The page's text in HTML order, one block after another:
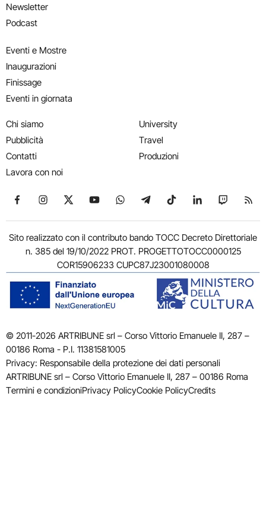
Newsletter
Podcast
Eventi e Mostre
Inaugurazioni
Finissage
Eventi in giornata
Chi siamo
Pubblicità
Contatti
Lavora con noi
University
Travel
Produzioni
Seguici su Facebook
Seguici su Instagram
Seguici su X
Seguici su YouTube
Seguici su WhatsApp
Seguici su Telegram
Seguici su TikTok
Seguici su
Seguici
Sito realizzato con il contributo bando TOCC Decreto Direttoriale
n. 385 del 19/10/2022 PROT. PROGETTOTOCC0000125
COR15906233 CUPC87J23001080008
© 2011-2026 ARTRIBUNE srl – Corso Vittorio Emanuele II, 287 –
00186 Roma - P.I. 11381581005
Privacy: Responsabile della protezione dei dati personali
ARTRIBUNE srl – Corso Vittorio Emanuele II, 287 – 00186 Roma
Termini e condizioniPrivacy PolicyCookie PolicyCredits